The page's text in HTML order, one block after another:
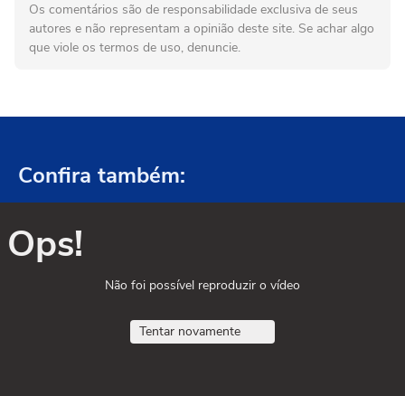
Os comentários são de responsabilidade exclusiva de seus
autores e não representam a opinião deste site. Se achar algo
que viole os termos de uso, denuncie.
Confira também:
Ops!
Não foi possível reproduzir o vídeo
Tentar novamente